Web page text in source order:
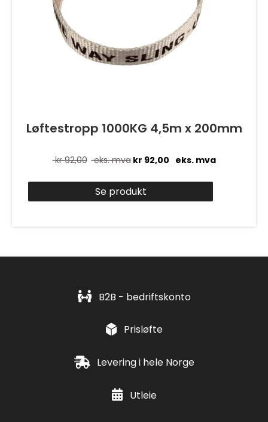
Løftestropp 1000KG 4,5m x 200mm
kr92,00 eks. mva kr 92,00 eks. mva
Se produkt
B2B - bedriftskonto
Prisløfte
Levering i hele Norge
Utleie